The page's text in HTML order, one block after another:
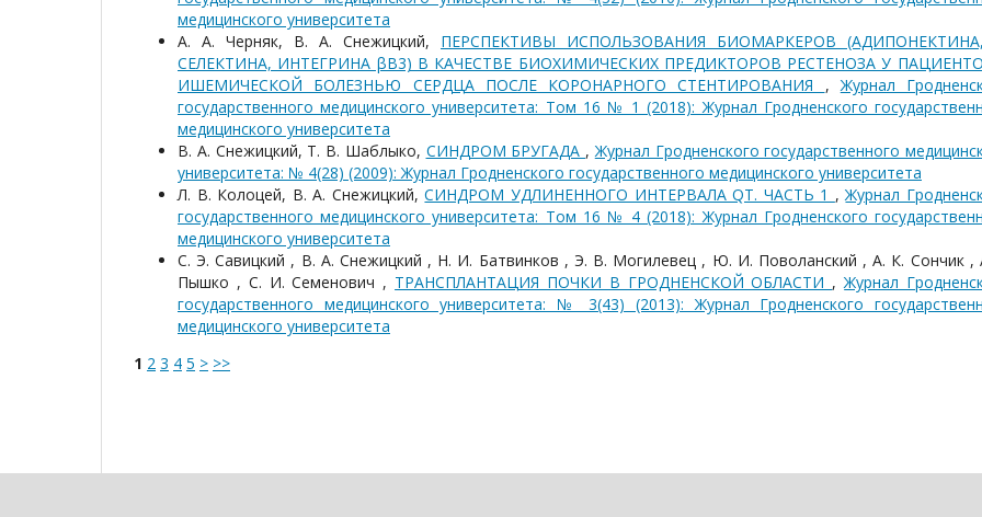
медицинского университета
А. А. Черняк, В. А. Снежицкий, ПЕРСПЕКТИВЫ ИСПОЛЬЗОВАНИЯ БИОМАРКЕРОВ
СЕЛЕКТИНА, ИНТЕГРИНА βΒ3) В КАЧЕСТВЕ БИОХИМИЧЕСКИХ ПРЕДИКТОРОВ РЕСТЕНОЗА У
ИШЕМИЧЕСКОЙ БОЛЕЗНЬЮ СЕРДЦА ПОСЛЕ КОРОНАРНОГО СТЕНТИРОВАНИЯ ,Журнал
государственного медицинского университета: Том 16 № 1 (2018): Журнал Гродненского
медицинского университета
В. А. Снежицкий, Т. В. Шаблыко, СИНДРОМ БРУГАДА ,Журнал Гродненского государственного
университета: № 4(28) (2009): Журнал Гродненского государственного медицинского университета
Л. В. Колоцей, В. А. Снежицкий,СИНДРОМ УДЛИНЕННОГО ИНТЕРВАЛА QT. ЧАСТЬ 1 ,Журнал
государственного медицинского университета: Том 16 № 4 (2018): Журнал Гродненского
медицинского университета
С. Э. Савицкий , В. А. Снежицкий , Н. И. Батвинков , Э. В. Могилевец , Ю. И. Поволанский , А. К. Сончик ,
Пышко , С. И. Семенович , ТРАНСПЛАНТАЦИЯ ПОЧКИ В ГРОДНЕНСКОЙ ОБЛАСТИ ,Журнал
государственного медицинского университета: № 3(43) (2013): Журнал Гродненского
медицинского университета
1 2 3 4 5 > >>